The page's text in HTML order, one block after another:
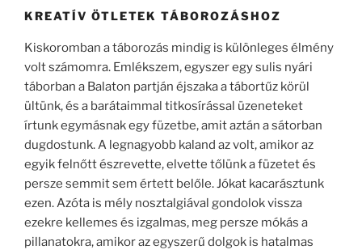
KREATÍV ÖTLETEK TÁBOROZÁSHOZ
Kiskoromban a táborozás mindig is különleges élmény
volt számomra. Emlékszem, egyszer egy sulis nyári
táborban a Balaton partján éjszaka a tábortűz körül
ültünk, és a barátaimmal titkosírással üzeneteket
írtunk egymásnak egy füzetbe, amit aztán a sátorban
dugdostunk. A legnagyobb kaland az volt, amikor az
egyik felnőtt észrevette, elvette tőlünk a füzetet és
persze semmit sem értett belőle. Jókat kacarásztunk
ezen. Azóta is mély nosztalgiával gondolok vissza
ezekre kellemes és izgalmas, meg persze mókás a
pillanatokra, amikor az egyszerű dolgok is hatalmas